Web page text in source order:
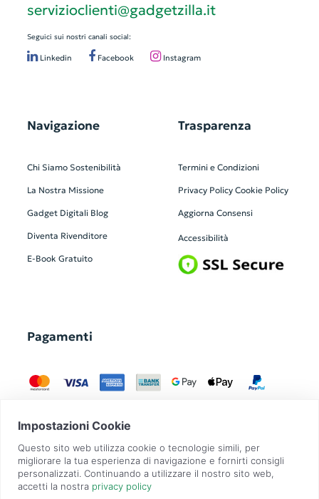
servizioclienti@gadgetzilla.it
Seguici sui nostri canali social:
Linkedin Facebook Instagram
Navigazione
Chi Siamo Sostenibilità
La Nostra Missione
Gadget Digitali Blog
Diventa Rivenditore
E-Book Gratuito
Trasparenza
Termini e Condizioni
Privacy Policy Cookie Policy
Aggiorna Consensi
Accessibilità
Pagamenti
GadgetZilla è un Brand di Overbi S.r.l.| realizzato con Contit
| © 2026 Tutti
i diritti riservati | P.IVA: 09351560967